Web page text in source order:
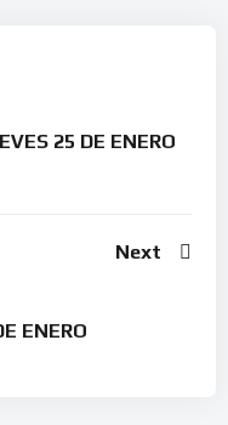
25 DE ENERO
Next
ENERO